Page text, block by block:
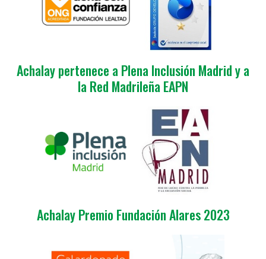
Achalay pertenece a Plena Inclusión Madrid y a
la Red Madrileña EAPN
Achalay Premio Fundación Alares 2023